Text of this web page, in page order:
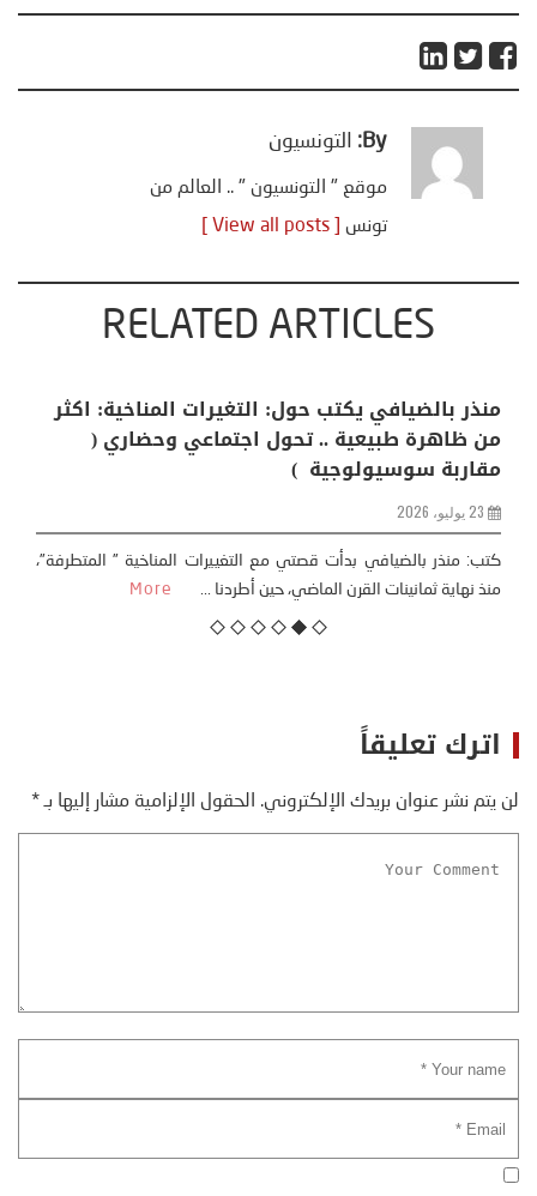
By: التونسيون
موقع " التونسيون " .. العالم من
تونس
RELATED ARTICLES
منذر بالضيافي يكتب حول: التغيرات المناخية: اكثر
من ظاهرة طبيعية .. تحول اجتماعي وحضاري (
مقاربة سوسيولوجية )
23 يوليو، 2026
كتب: منذر بالضيافي بدأت قصتي مع التغييرات المناخية ” المتطرفة”،
منذ نهاية ثمانينات القرن الماضي، حين أطردنا ...
More
اترك تعليقاً
لن يتم نشر عنوان بريدك الإلكتروني. الحقول الإلزامية مشار إليها بـ*